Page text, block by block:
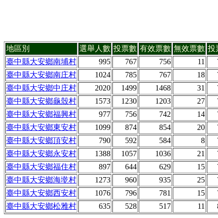
地區別 選舉人數 投票數 有效票數 無效票數 投
臺中縣大安鄉南埔村
995 767 756 11
臺中縣大安鄉南庄村
1024 785 767 18
臺中縣大安鄉中庄村
2020 1499 1468 31
臺中縣大安鄉龜殼村
1573 1230 1203 27
臺中縣大安鄉福興村
977 756 742 14
臺中縣大安鄉東安村
1099 874 854 20
臺中縣大安鄉頂安村
790 592 584 8
臺中縣大安鄉永安村
1388 1057 1036 21
臺中縣大安鄉福住村
897 644 629 15
臺中縣大安鄉海墘村
1273 960 935 25
臺中縣大安鄉西安村
1076 796 781 15
臺中縣大安鄉松雅村
635 528 517 11